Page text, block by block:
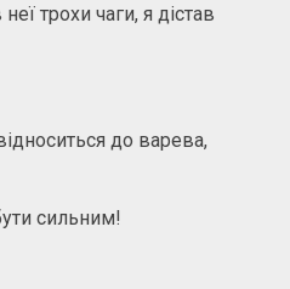
трохи чаги, я дістав
до варева,
сильним!